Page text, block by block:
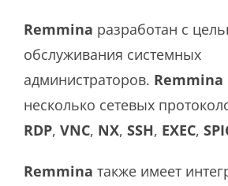
Remmina разработан с
обслуживания системных
администраторов. Remmina
несколько сетевых
RDP, VNC, NX, SSH, EXEC,
Remmina также имеет